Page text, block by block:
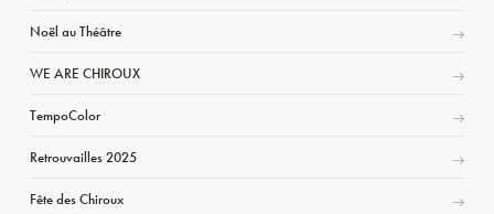
Noël au Théâtre
WE ARE CHIROUX
TempoColor
Retrouvailles 2025
Fête des Chiroux